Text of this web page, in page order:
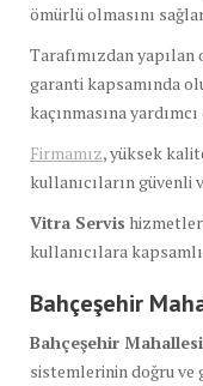
ömürlü olmasını
Tarafımızdan
garanti kapsamında
kaçınmasına
Firmamız, yüksek
kullanıcıların güvenli
Vitra Servis
kullanıcılara
Bahçeşehir
Bahçeşehir
sistemlerinin doğru ve